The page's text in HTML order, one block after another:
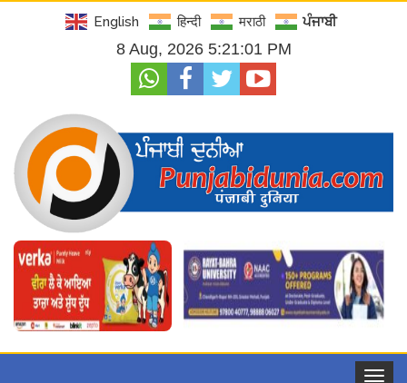
English हिन्दी मराठी ਪੰਜਾਬੀ
8 Aug, 2026 5:21:02 PM
Toggle